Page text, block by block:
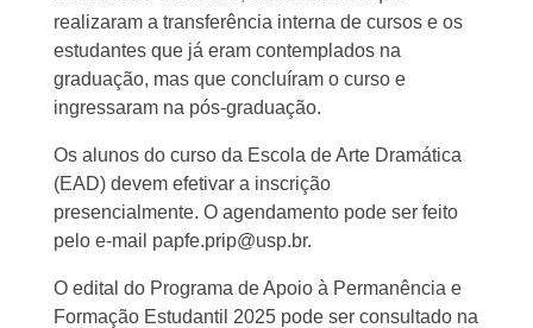
realizaram a transferência interna de cursos e os
estudantes que já eram contemplados na
graduação, mas que concluíram o curso e
ingressaram na pós-graduação.
Os alunos do curso da Escola de Arte Dramática
(EAD) devem efetivar a inscrição
presencialmente. O agendamento pode ser feito
pelo e-mail papfe.prip@usp.br.
O edital do Programa de Apoio à Permanência e
Formação Estudantil 2025 pode ser consultado na